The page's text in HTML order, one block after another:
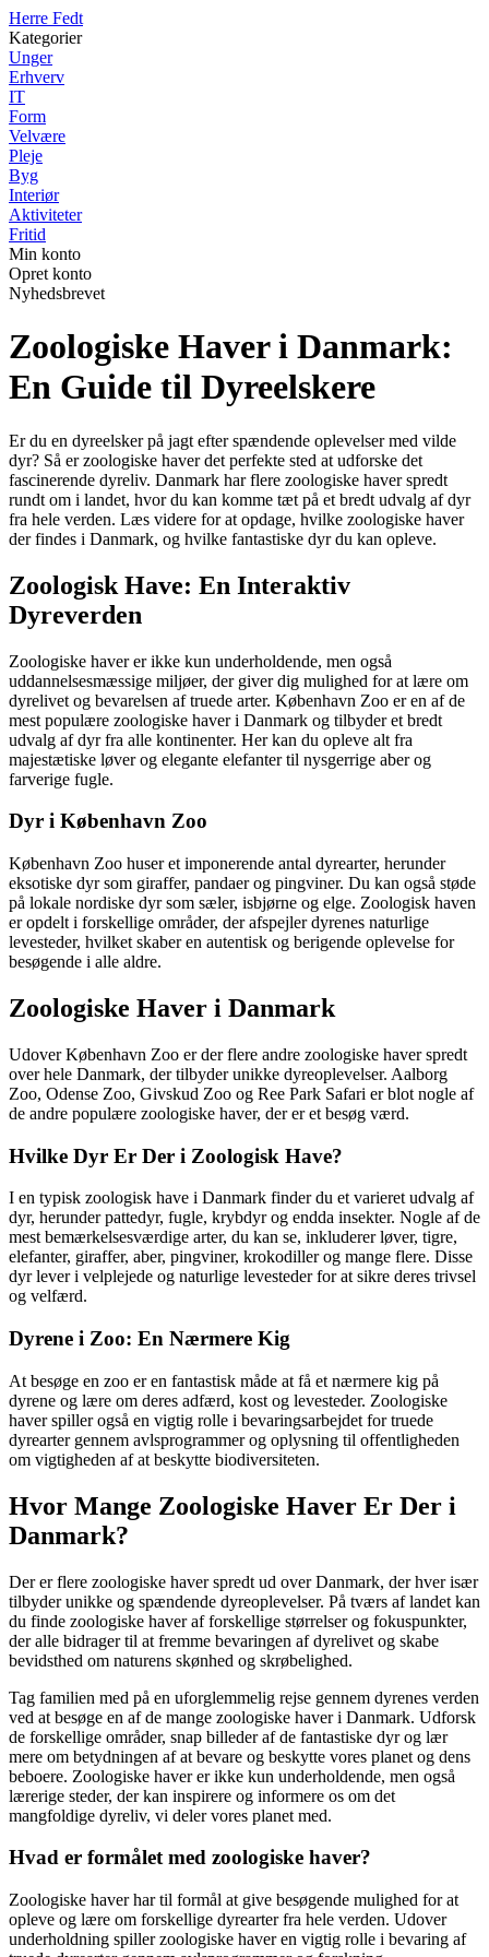
Herre Fedt
Kategorier
Unger
Erhverv
IT
Form
Velvære
Pleje
Byg
Interiør
Aktiviteter
Fritid
Min konto
Opret konto
Nyhedsbrevet
Zoologiske Haver i Danmark:
En Guide til Dyreelskere
Er du en dyreelsker på jagt efter spændende oplevelser med vilde
dyr? Så er zoologiske haver det perfekte sted at udforske det
fascinerende dyreliv. Danmark har flere zoologiske haver spredt
rundt om i landet, hvor du kan komme tæt på et bredt udvalg af dyr
fra hele verden. Læs videre for at opdage, hvilke zoologiske haver
der findes i Danmark, og hvilke fantastiske dyr du kan opleve.
Zoologisk Have: En Interaktiv
Dyreverden
Zoologiske haver er ikke kun underholdende, men også
uddannelsesmæssige miljøer, der giver dig mulighed for at lære om
dyrelivet og bevarelsen af truede arter. København Zoo er en af de
mest populære zoologiske haver i Danmark og tilbyder et bredt
udvalg af dyr fra alle kontinenter. Her kan du opleve alt fra
majestætiske løver og elegante elefanter til nysgerrige aber og
farverige fugle.
Dyr i København Zoo
København Zoo huser et imponerende antal dyrearter, herunder
eksotiske dyr som giraffer, pandaer og pingviner. Du kan også støde
på lokale nordiske dyr som sæler, isbjørne og elge. Zoologisk haven
er opdelt i forskellige områder, der afspejler dyrenes naturlige
levesteder, hvilket skaber en autentisk og berigende oplevelse for
besøgende i alle aldre.
Zoologiske Haver i Danmark
Udover København Zoo er der flere andre zoologiske haver spredt
over hele Danmark, der tilbyder unikke dyreoplevelser. Aalborg
Zoo, Odense Zoo, Givskud Zoo og Ree Park Safari er blot nogle af
de andre populære zoologiske haver, der er et besøg værd.
Hvilke Dyr Er Der i Zoologisk Have?
I en typisk zoologisk have i Danmark finder du et varieret udvalg af
dyr, herunder pattedyr, fugle, krybdyr og endda insekter. Nogle af de
mest bemærkelsesværdige arter, du kan se, inkluderer løver, tigre,
elefanter, giraffer, aber, pingviner, krokodiller og mange flere. Disse
dyr lever i velplejede og naturlige levesteder for at sikre deres trivsel
og velfærd.
Dyrene i Zoo: En Nærmere Kig
At besøge en zoo er en fantastisk måde at få et nærmere kig på
dyrene og lære om deres adfærd, kost og levesteder. Zoologiske
haver spiller også en vigtig rolle i bevaringsarbejdet for truede
dyrearter gennem avlsprogrammer og oplysning til offentligheden
om vigtigheden af at beskytte biodiversiteten.
Hvor Mange Zoologiske Haver Er Der i
Danmark?
Der er flere zoologiske haver spredt ud over Danmark, der hver især
tilbyder unikke og spændende dyreoplevelser. På tværs af landet kan
du finde zoologiske haver af forskellige størrelser og fokuspunkter,
der alle bidrager til at fremme bevaringen af dyrelivet og skabe
bevidsthed om naturens skønhed og skrøbelighed.
Tag familien med på en uforglemmelig rejse gennem dyrenes verden
ved at besøge en af de mange zoologiske haver i Danmark. Udforsk
de forskellige områder, snap billeder af de fantastiske dyr og lær
mere om betydningen af at bevare og beskytte vores planet og dens
beboere. Zoologiske haver er ikke kun underholdende, men også
lærerige steder, der kan inspirere og informere os om det
mangfoldige dyreliv, vi deler vores planet med.
Hvad er formålet med zoologiske haver?
Zoologiske haver har til formål at give besøgende mulighed for at
opleve og lære om forskellige dyrearter fra hele verden. Udover
underholdning spiller zoologiske haver en vigtig rolle i bevaring af